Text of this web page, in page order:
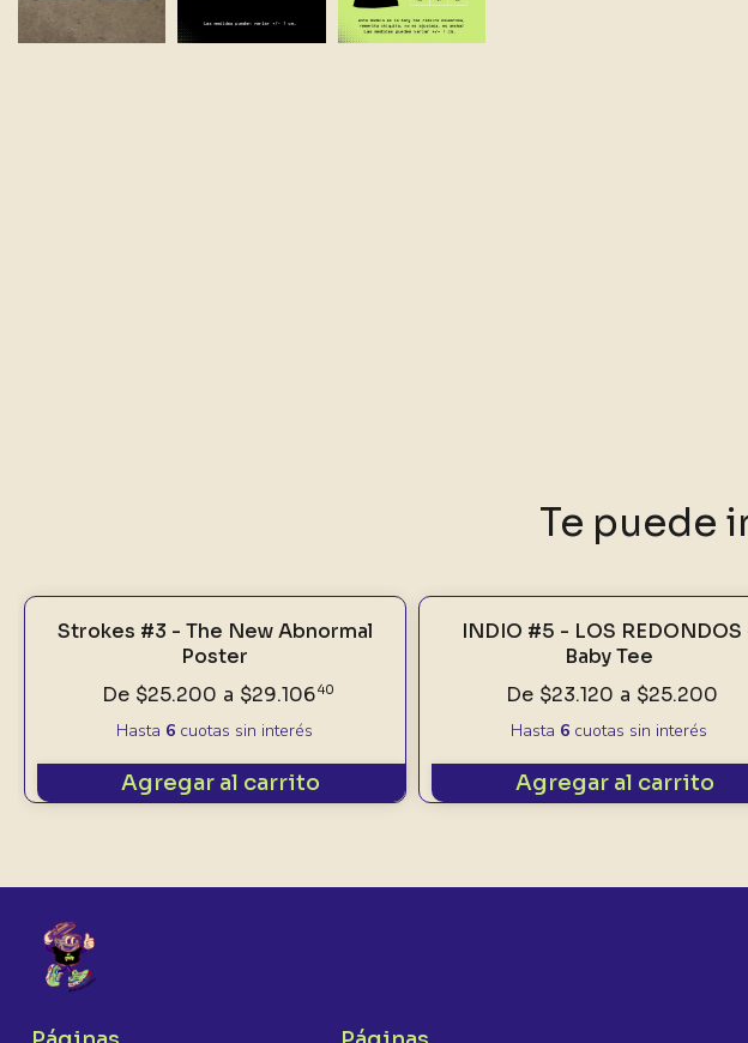
Te puede
Strokes #3 - The New Abnormal
Poster
De $25.200 a $29.10640
Hasta 6 cuotas sin interés
Agregar al carrito
INDIO #5 - LOS REDONDOS
Baby Tee
De $23.120 a $25.200
Hasta 6cuotas sin interés
Agregar al carrito